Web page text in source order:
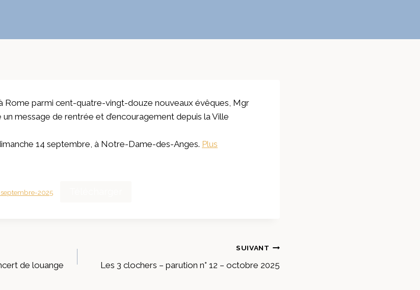
Rome parmi cent-quatre-vingt-douze nouveaux évêques, Mgr
message de rentrée et d’encouragement depuis la Ville
14 septembre, à Notre-Dame-des-Anges. Plus
2025
de louange
SUIVANT
Les 3 clochers – parution n° 12 – octobre 2025